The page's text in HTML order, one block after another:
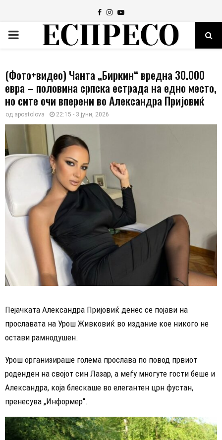
Facebook
Instagram
Youtube
PRIMARY
(Фото+видео) Чанта „Биркин“ вредна 30.000
евра – половина српска естрада на едно место,
но сите очи вперени во Александра Пријовиќ
од apostolova 22:15 - 3 јуни, 2026
Пејачката Александра Пријовиќ денес се појави на
прославата на Урош Живковиќ во издание кое никого не
остави рамнодушен.
Урош организираше голема прослава по повод првиот
роденден на својот син Лазар, а меѓу многуте гости беше и
Александра, која блескаше во елегантен црн фустан,
пренесува „Информер“.